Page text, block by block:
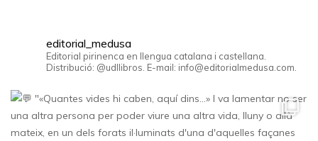
editorial_medusa
Editorial pirinenca en llengua catalana i castellana.
Distribució: @udllibros. E-mail: info@editorialmedusa.com.